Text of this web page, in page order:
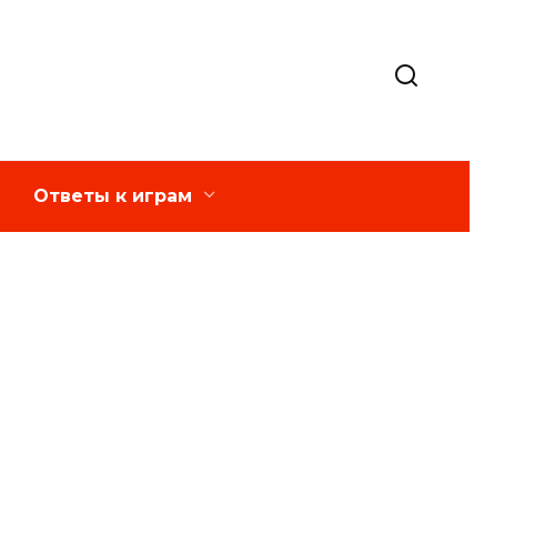
Ответы к играм